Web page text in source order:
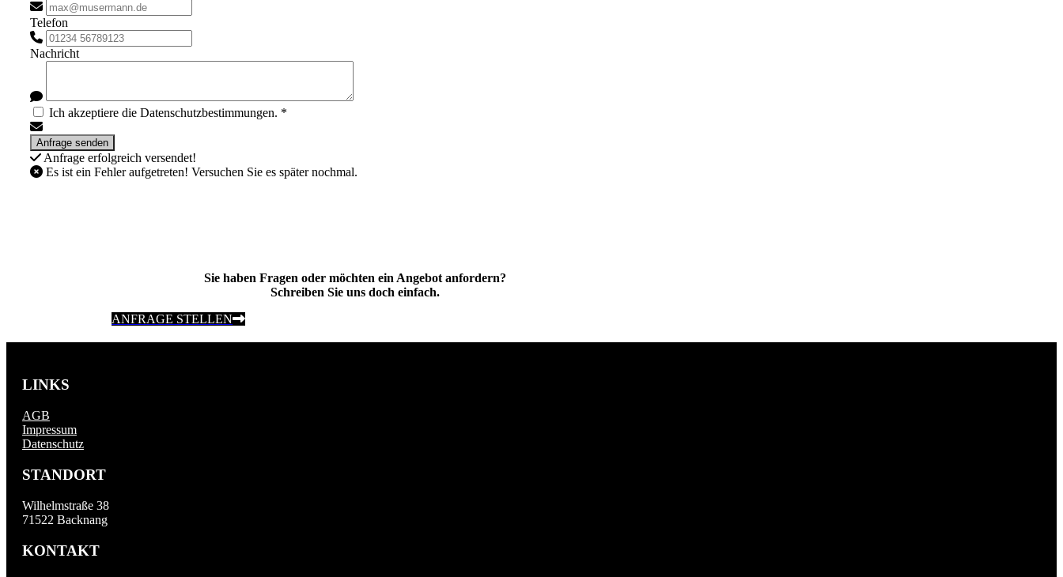
Telefon
Nachricht
Ich akzeptiere die Datenschutzbestimmungen. *
Anfrage erfolgreich versendet!
Es ist ein Fehler aufgetreten! Versuchen Sie es später nochmal.
Sie haben Fragen oder möchten ein Angebot anfordern?
Schreiben Sie uns doch einfach.
ANFRAGE STELLEN
LINKS
AGB
Impressum
Datenschutz
STANDORT
Wilhelmstraße 38
71522 Backnang
KONTAKT